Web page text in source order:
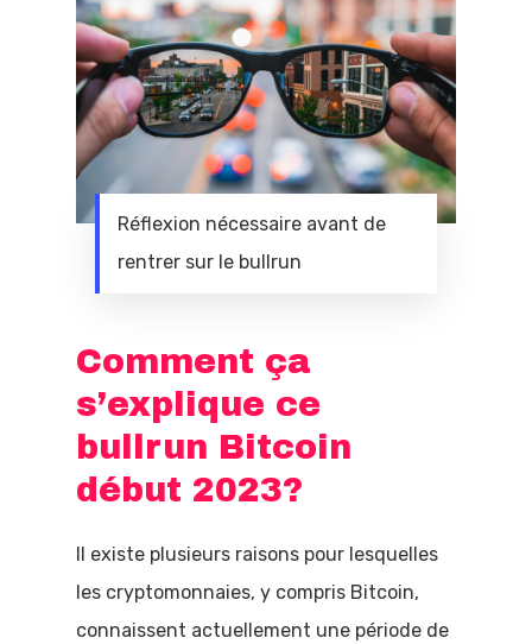
Réflexion nécessaire avant de
rentrer sur le bullrun
Comment ça
s’explique ce
bullrun Bitcoin
début 2023?
Il existe plusieurs raisons pour lesquelles
les cryptomonnaies, y compris Bitcoin,
connaissent actuellement une période de